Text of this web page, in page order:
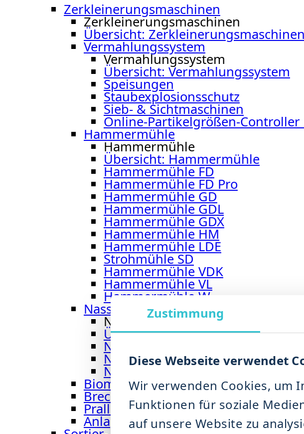
Zustimmung
Diese Webseite verwendet
Wir verwenden Cookies, um
Funktionen für soziale
auf unsere Website zu
Zerkleinerungs­maschinen
Zerkleinerungs­maschinen
Übersicht: Zerkleinerungsmaschinen
Vermahlungssystem
Vermahlungssystem
Übersicht: Vermahlungssystem
Speisungen
Staubexplosionsschutz
Sieb- & Sichtmaschinen
Online-Partikelgrößen-Controller
Hammermühle
Hammermühle
Übersicht: Hammermühle
Hammermühle FD
Hammermühle FD Pro
Hammermühle GD
Hammermühle GDL
Hammermühle GDX
Hammermühle HM
Hammermühle LDE
Strohmühle SD
Hammermühle VDK
Hammermühle VL
Hammermühle W
Nass-Hammermühle
Nass-Hammermühle
Übersicht: Nass-Hammermühle
Nass-Hammermühle NDK
Nass-Hammermühle BIMIX
Nasshammermühle IMPRA
Biomasse Shredder BMS
Brecher CR 900
Prallsichtermühle TICM
Anlagenbau – Trockenvermahlung